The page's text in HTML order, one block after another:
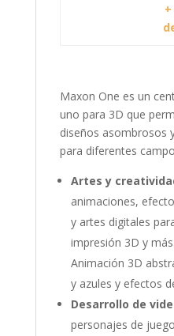
Maxon One es un
uno para 3D que
diseños asombrosos
para diferentes
Artes y
animaciones,
y artes digitales
impresión 3D y más.
Animación 3D
y azules y efectos
Desarrollo de
personajes de